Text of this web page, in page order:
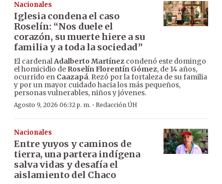
Nacionales
Iglesia condena el caso
Roselín: “Nos duele el
corazón, su muerte hiere a su
familia y a toda la sociedad”
El cardenalAdalberto Martínez condenó este domingo
el homicidio de Roselín Florentín Gómez, de 14 años,
ocurrido en Caazapá. Rezó por la fortaleza de su familia
y por un mayor cuidado hacia los más pequeños,
personas vulnerables, niños y jóvenes.
Agosto 9, 2026 06:32 p. m. · Redacción ÚH
Nacionales
Entre yuyos y caminos de
tierra, una partera indígena
salva vidas y desafía el
aislamiento del Chaco